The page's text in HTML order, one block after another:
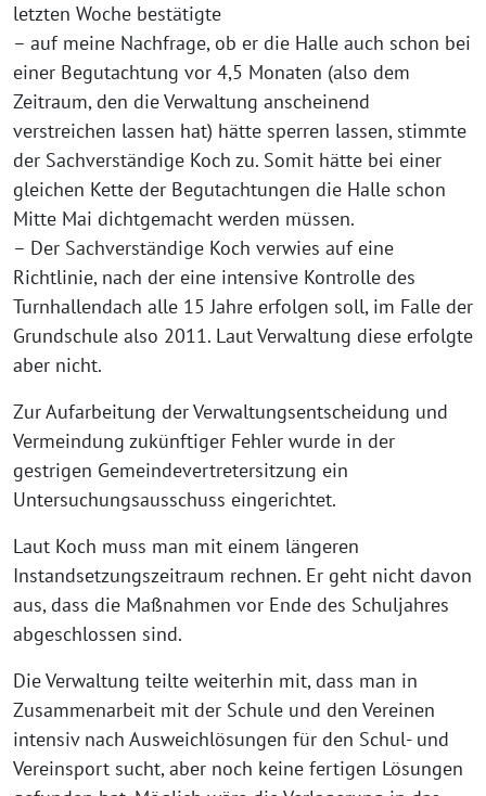
letzten Woche bestätigte
– auf meine Nachfrage, ob er die Halle auch schon bei
einer Begutachtung vor 4,5 Monaten (also dem
Zeitraum, den die Verwaltung anscheinend
verstreichen lassen hat) hätte sperren lassen, stimmte
der Sachverständige Koch zu. Somit hätte bei einer
gleichen Kette der Begutachtungen die Halle schon
Mitte Mai dichtgemacht werden müssen.
– Der Sachverständige Koch verwies auf eine
Richtlinie, nach der eine intensive Kontrolle des
Turnhallendach alle 15 Jahre erfolgen soll, im Falle der
Grundschule also 2011. Laut Verwaltung diese erfolgte
aber nicht.
Zur Aufarbeitung der Verwaltungsentscheidung und
Vermeindung zukünftiger Fehler wurde in der
gestrigen Gemeindevertretersitzung ein
Untersuchungsausschuss eingerichtet.
Laut Koch muss man mit einem längeren
Instandsetzungszeitraum rechnen. Er geht nicht davon
aus, dass die Maßnahmen vor Ende des Schuljahres
abgeschlossen sind.
Die Verwaltung teilte weiterhin mit, dass man in
Zusammenarbeit mit der Schule und den Vereinen
intensiv nach Ausweichlösungen für den Schul- und
Vereinsport sucht, aber noch keine fertigen Lösungen